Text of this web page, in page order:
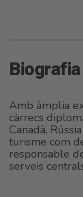
Biografia
Amb àmplia
càrrecs
Canadà,
turisme com
responsable
serveis